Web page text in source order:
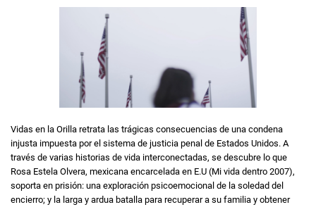
Vidas en la Orilla retrata las trágicas consecuencias de una condena
injusta impuesta por el sistema de justicia penal de Estados Unidos. A
través de varias historias de vida interconectadas, se descubre lo que
Rosa Estela Olvera, mexicana encarcelada en E.U (Mi vida dentro 2007),
soporta en prisión: una exploración psicoemocional de la soledad del
encierro; y la larga y ardua batalla para recuperar a su familia y obtener